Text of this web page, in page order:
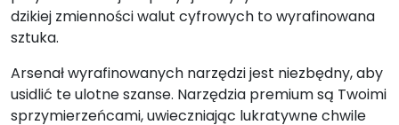
dzikiej zmienności walut cyfrowych to wyrafinowana
sztuka.
Arsenał wyrafinowanych narzędzi jest niezbędny, aby
usidlić te ulotne szanse. Narzędzia premium są Twoimi
sprzymierzeńcami, uwieczniając lukratywne chwile